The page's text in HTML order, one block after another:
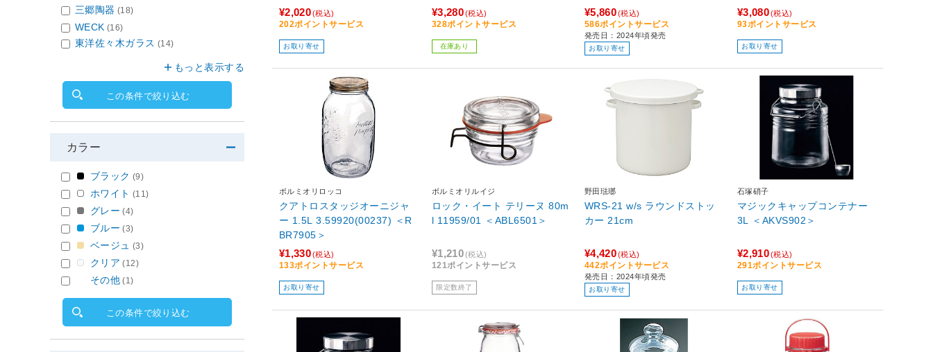
¥2,020(税込)
202ポイントサービス
お取り寄せ
¥3,280(税込)
328ポイントサービス
在庫あり
¥5,860(税込)
586ポイントサービス
発売日：2024年頃発売
お取り寄せ
¥3,080(税込)
93ポイントサービス
お取り寄せ
ボルミオリロッコ
クアトロスタッジオーニジャ
ー 1.5L 3.59920(00237) ＜R
BR7905＞
¥1,330(税込)
133ポイントサービス
お取り寄せ
ボルミオリルイジ
ロック・イート テリーヌ 80m
l 11959/01 ＜ABL6501＞
¥1,210(税込)
121ポイントサービス
限定数終了
野田琺瑯
WRS-21 w/s ラウンドストッ
カー 21cm
¥4,420(税込)
442ポイントサービス
発売日：2024年頃発売
お取り寄せ
石塚硝子
マジックキャップコンテナー
3L ＜AKVS902＞
¥2,910(税込)
291ポイントサービス
お取り寄せ
三郷陶器 (18)
WECK (16)
東洋佐々木ガラス (14)
もっと表示する
この条件で絞り込む
カラー
ブラック (9)
ホワイト (11)
グレー (4)
ブルー (3)
ベージュ (3)
クリア (12)
その他 (1)
この条件で絞り込む